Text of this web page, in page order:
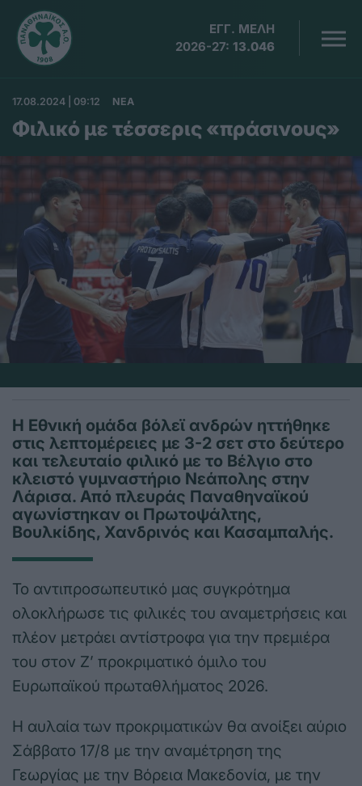
ΕΓΓ. ΜΕΛΗ
2026-27: 13.046
17.08.2024 | 09:12 ΝΕΑ
Φιλικό με τέσσερις «πράσινους»
Η Εθνική ομάδα βόλεϊ ανδρών ηττήθηκε
στις λεπτομέρειες με 3-2 σετ στο δεύτερο
και τελευταίο φιλικό με το Βέλγιο στο
κλειστό γυμναστήριο Νεάπολης στην
Λάρισα. Από πλευράς Παναθηναϊκού
αγωνίστηκαν οι Πρωτοψάλτης,
Βουλκίδης, Χανδρινός και Κασαμπαλής.
Το αντιπροσωπευτικό μας συγκρότημα
ολοκλήρωσε τις φιλικές του αναμετρήσεις και
πλέον μετράει αντίστροφα για την πρεμιέρα
του στον Ζ’ προκριματικό όμιλο του
Ευρωπαϊκού πρωταθλήματος 2026.
Η αυλαία των προκριματικών θα ανοίξει αύριο
Σάββατο 17/8 με την αναμέτρηση της
Γεωργίας με την Βόρεια Μακεδονία, με την